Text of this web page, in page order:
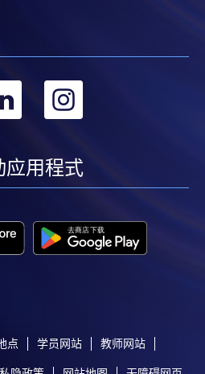
表SF26。填妥申请表后，连
有：
考试获五科第二级或以上（包
语文科）的学历证明文件副
证明文件副本。或
转
linkedin
转
应用程式
点 学员网站 教师网站